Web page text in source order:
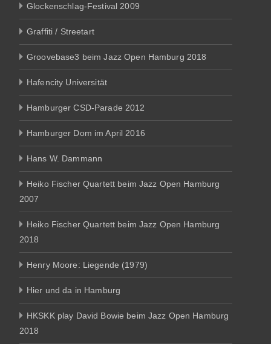
Glockenschlag-Festival 2009
Graffiti / Streetart
Groovebase3 beim Jazz Open Hamburg 2018
Hafencity Universität
Hamburger CSD-Parade 2012
Hamburger Dom im April 2016
Hans W. Dammann
Heiko Fischer Quartett beim Jazz Open Hamburg
2007
Heiko Fischer Quartett beim Jazz Open Hamburg
2018
Henry Moore: Liegende (1979)
Hier und da in Hamburg
HKSKK play David Bowie beim Jazz Open Hamburg
2018